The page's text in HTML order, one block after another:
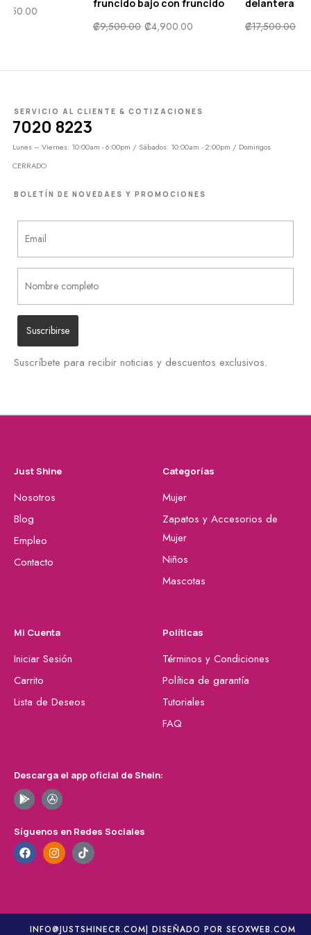
₡7,500.00 ₡3,750.00
fruncido
₡9,500.00
SERVICIO AL CLIENTE & COTIZACIONES
7020 8223
Lunes – Viernes: 10:00am - 6:00pm / Sábados: 10:00am - 2:00pm / Domingos
CERRADO
BOLETÍN DE NOVEDAES Y PROMOCIONES
Suscríbete para recibir noticias y descuentos exclusivos.
Just Shine
Nosotros
Blog
Empleo
Contacto
Categorías
Mujer
Zapatos y Accesorios de
Mujer
Niños
Mascotas
Mi Cuenta
Iniciar Sesión
Carrito
Lista de Deseos
Políticas
Términos y Condiciones
Política de garantía
Tutoriales
FAQ
Descarga el app oficial de Shein:
Síguenos en Redes Sociales
INFO@JUSTSHINECR.COM| DISEÑADO POR SEOXWEB.COM